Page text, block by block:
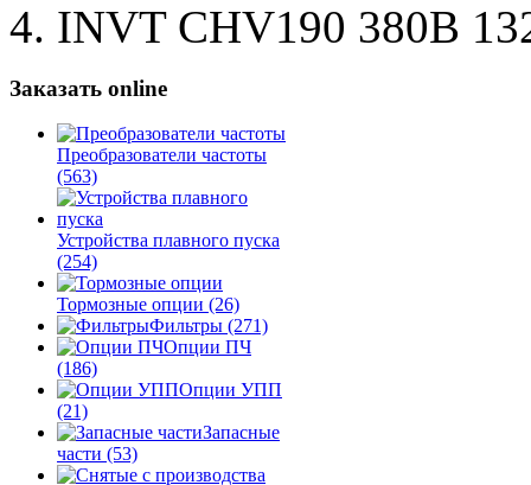
INVT CHV190 380В
Заказать online
Преобразователи частоты
(563)
Устройства плавного пуска
(254)
Тормозные опции (26)
Фильтры (271)
Опции ПЧ
(186)
Опции УПП
(21)
Запасные
части (53)